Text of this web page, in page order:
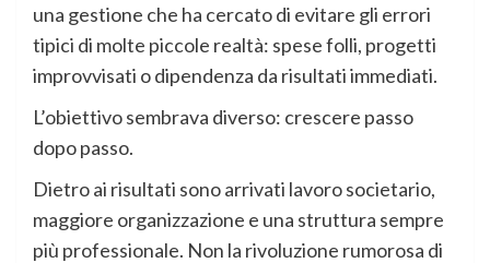
una gestione che ha cercato di evitare gli errori
tipici di molte piccole realtà: spese folli, progetti
improvvisati o dipendenza da risultati immediati.
L’obiettivo sembrava diverso: crescere passo
dopo passo.
Dietro ai risultati sono arrivati lavoro societario,
maggiore organizzazione e una struttura sempre
più professionale. Non la rivoluzione rumorosa di